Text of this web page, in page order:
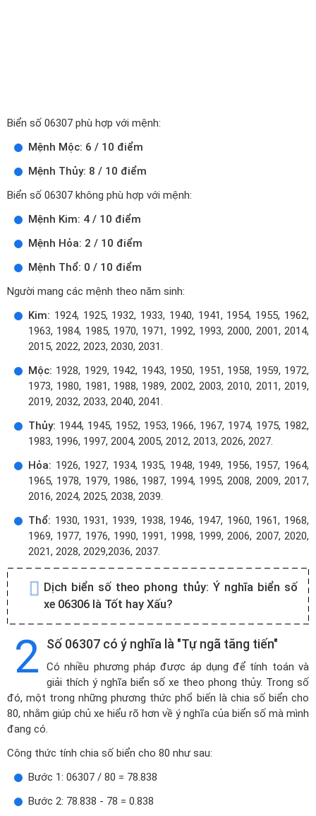
Biển số 06307 phù hợp với mệnh:
Mệnh Mộc: 6 / 10 điểm
Mệnh Thủy: 8 / 10 điểm
Biển số 06307 không phù hợp với mệnh:
Mệnh Kim: 4 / 10 điểm
Mệnh Hỏa: 2 / 10 điểm
Mệnh Thổ: 0 / 10 điểm
Người mang các mệnh theo năm sinh:
Kim: 1924, 1925, 1932, 1933, 1940, 1941, 1954, 1955, 1962,
1963, 1984, 1985, 1970, 1971, 1992, 1993, 2000, 2001, 2014,
2015, 2022, 2023, 2030, 2031.
Mộc: 1928, 1929, 1942, 1943, 1950, 1951, 1958, 1959, 1972,
1973, 1980, 1981, 1988, 1989, 2002, 2003, 2010, 2011, 2019,
2019, 2032, 2033, 2040, 2041.
Thủy: 1944, 1945, 1952, 1953, 1966, 1967, 1974, 1975, 1982,
1983, 1996, 1997, 2004, 2005, 2012, 2013, 2026, 2027.
Hỏa: 1926, 1927, 1934, 1935, 1948, 1949, 1956, 1957, 1964,
1965, 1978, 1979, 1986, 1987, 1994, 1995, 2008, 2009, 2017,
2016, 2024, 2025, 2038, 2039.
Thổ: 1930, 1931, 1939, 1938, 1946, 1947, 1960, 1961, 1968,
1969, 1977, 1976, 1990, 1991, 1998, 1999, 2006, 2007, 2020,
2021, 2028, 2029,2036, 2037.
Dịch biển số theo phong thủy: Ý nghĩa biển số
xe 06306 là Tốt hay Xấu?
2 Số 06307 có ý nghĩa là "Tự ngã tăng tiến"
Có nhiều phương pháp được áp dụng để tính toán và
giải thích ý nghĩa biển số xe theo phong thủy. Trong số
đó, một trong những phương thức phổ biến là chia số biển cho
80, nhằm giúp chủ xe hiểu rõ hơn về ý nghĩa của biển số mà mình
đang có.
Công thức tính chia số biển cho 80 như sau:
Bước 1: 06307 / 80 = 78.838
Bước 2: 78.838 - 78 = 0.838